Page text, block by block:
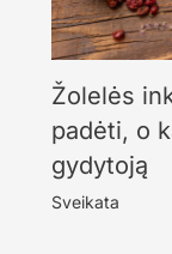
Žolelės
padėti, o
gydytoją
Sveikata